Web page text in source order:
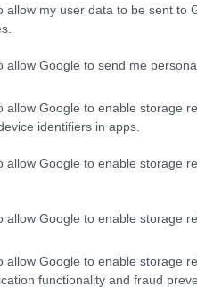
allow my user data to be sent to
allow Google to send me
allow Google to enable storage
identifiers in apps.
allow Google to enable storage
allow Google to enable storage
allow Google to enable storage
functionality and fraud
il primo ministro del
Federale di Germania